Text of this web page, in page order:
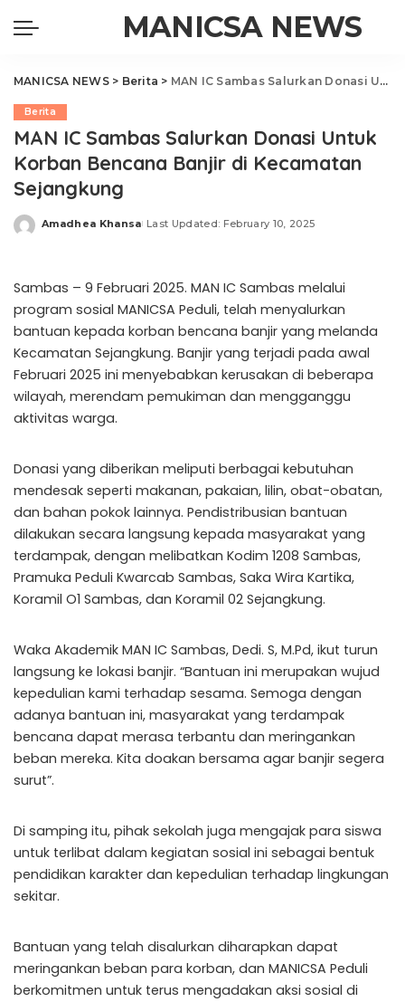
MANICSA NEWS
MANICSA NEWS> Berita > MAN IC Sambas Salurkan Donasi Untuk Korban Bencana Banjir di Kecamatan Sejangkung
Berita
MAN IC Sambas Salurkan Donasi Untuk
Korban Bencana Banjir di Kecamatan
Sejangkung
Posted
Amadhea Khansa Last Updated: February 10, 2025
Sambas – 9 Februari 2025. MAN IC Sambas melalui
program sosial MANICSA Peduli, telah menyalurkan
bantuan kepada korban bencana banjir yang melanda
Kecamatan Sejangkung. Banjir yang terjadi pada awal
Februari 2025 ini menyebabkan kerusakan di beberapa
wilayah, merendam pemukiman dan mengganggu
aktivitas warga.
Donasi yang diberikan meliputi berbagai kebutuhan
mendesak seperti makanan, pakaian, lilin, obat-obatan,
dan bahan pokok lainnya. Pendistribusian bantuan
dilakukan secara langsung kepada masyarakat yang
terdampak, dengan melibatkan Kodim 1208 Sambas,
Pramuka Peduli Kwarcab Sambas, Saka Wira Kartika,
Koramil O1 Sambas, dan Koramil 02 Sejangkung.
Waka Akademik MAN IC Sambas, Dedi. S, M.Pd, ikut turun
langsung ke lokasi banjir. “Bantuan ini merupakan wujud
kepedulian kami terhadap sesama. Semoga dengan
adanya bantuan ini, masyarakat yang terdampak
bencana dapat merasa terbantu dan meringankan
beban mereka. Kita doakan bersama agar banjir segera
surut”.
Di samping itu, pihak sekolah juga mengajak para siswa
untuk terlibat dalam kegiatan sosial ini sebagai bentuk
pendidikan karakter dan kepedulian terhadap lingkungan
sekitar.
Bantuan yang telah disalurkan diharapkan dapat
meringankan beban para korban, dan MANICSA Peduli
berkomitmen untuk terus mengadakan aksi sosial di